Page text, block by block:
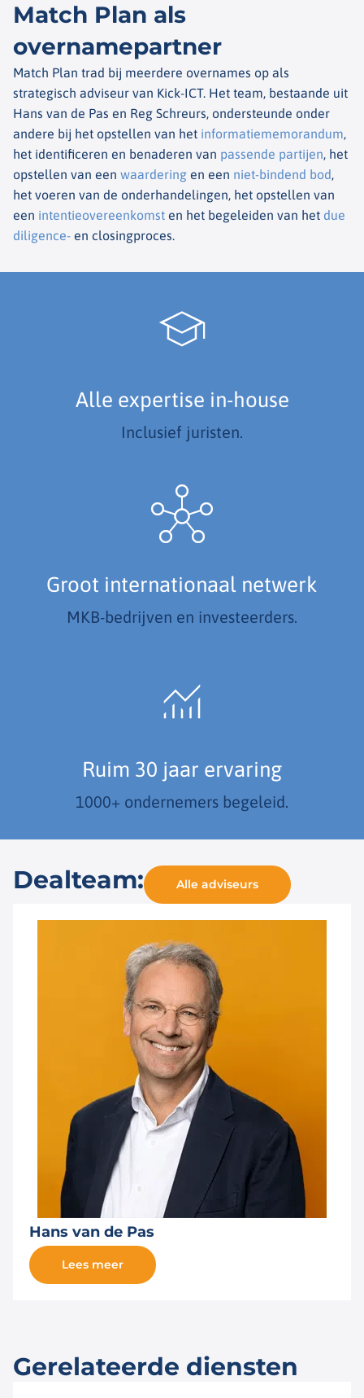
Match Plan als
overnamepartner
Match Plan trad bij meerdere overnames op als
strategisch adviseur van Kick-ICT. Het team, bestaande uit
Hans van de Pas en Reg Schreurs, ondersteunde onder
andere bij het opstellen van het informatiememorandum,
het identificeren en benaderen van passende partijen, het
opstellen van een waardering en een niet-bindend bod,
het voeren van de onderhandelingen, het opstellen van
een intentieovereenkomst en het begeleiden van het due
diligence- en closingproces.
Alle expertise in-house
Inclusief juristen.
Groot internationaal netwerk
MKB-bedrijven en investeerders.
Ruim 30 jaar ervaring
1000+ ondernemers begeleid.
Dealteam: Alle adviseurs
Hans van de Pas
Lees meer
Gerelateerde diensten